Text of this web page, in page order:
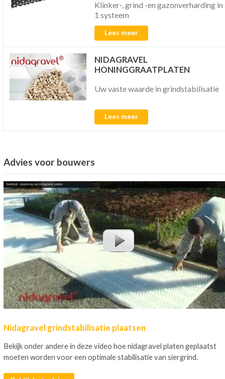
Klinker-, grind -en gazonverharding in
1 systeem
Lees meer
NIDAGRAVEL
HONINGGRAATPLATEN
Uw vaste waarde in grindstabilisatie
Lees meer
Advies voor bouwers
Nidagravel grindstabilisatie plaatsen
Bekijk onder andere in deze video hoe nidagravel platen geplaatst
moeten worden voor een optimale stabilisatie van siergrind.